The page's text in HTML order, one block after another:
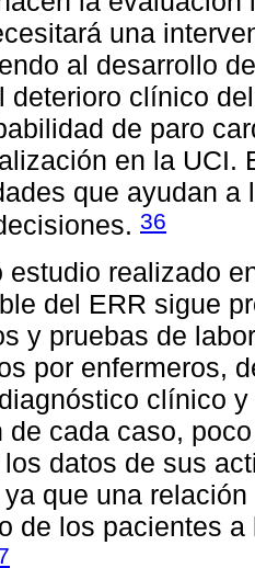
una
al desarrollo
deterioro clínico
de paro
en la UCI.
que ayudan
36
estudio realizado
del ERR sigue
y pruebas de
por enfermeros,
clínico
de cada caso,
datos de sus
que una
de los pacientes